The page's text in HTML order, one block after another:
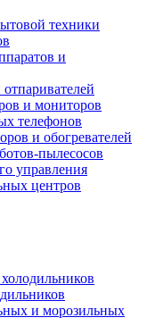
техники
и
и мониторов
телефонов
и обогревателей
пылесосов
управления
центров
и морозильных